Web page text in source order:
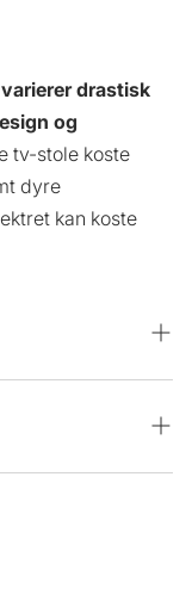
varierer drastisk
og
tv-stole koste
dyre
kan koste